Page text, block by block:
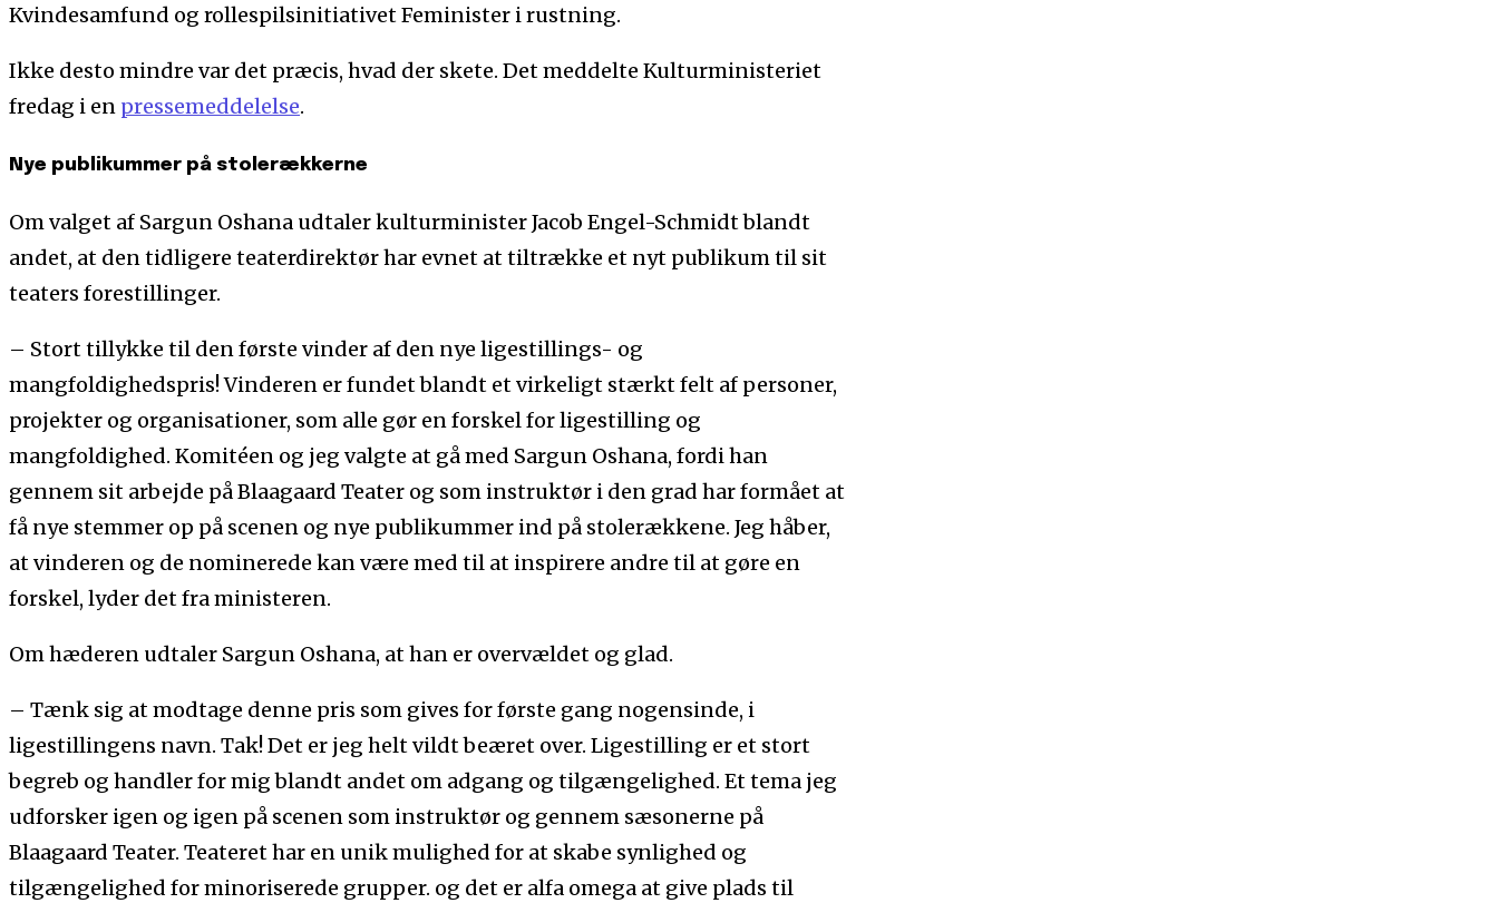
Kvindesamfund og rollespilsinitiativet Feminister i rustning.
Ikke desto mindre var det præcis, hvad der skete. Det meddelte Kulturministeriet
fredag i en pressemeddelelse.
Nye publikummer på stolerækkerne
Om valget af Sargun Oshana udtaler kulturminister Jacob Engel-Schmidt blandt
andet, at den tidligere teaterdirektør har evnet at tiltrække et nyt publikum til sit
teaters forestillinger.
– Stort tillykke til den første vinder af den nye ligestillings- og
mangfoldighedspris! Vinderen er fundet blandt et virkeligt stærkt felt af personer,
projekter og organisationer, som alle gør en forskel for ligestilling og
mangfoldighed. Komitéen og jeg valgte at gå med Sargun Oshana, fordi han
gennem sit arbejde på Blaagaard Teater og som instruktør i den grad har formået at
få nye stemmer op på scenen og nye publikummer ind på stolerækkene. Jeg håber,
at vinderen og de nominerede kan være med til at inspirere andre til at gøre en
forskel, lyder det fra ministeren.
Om hæderen udtaler Sargun Oshana, at han er overvældet og glad.
– Tænk sig at modtage denne pris som gives for første gang nogensinde, i
ligestillingens navn. Tak! Det er jeg helt vildt beæret over. Ligestilling er et stort
begreb og handler for mig blandt andet om adgang og tilgængelighed. Et tema jeg
udforsker igen og igen på scenen som instruktør og gennem sæsonerne på
Blaagaard Teater. Teateret har en unik mulighed for at skabe synlighed og
tilgængelighed for minoriserede grupper. og det er alfa omega at give plads til